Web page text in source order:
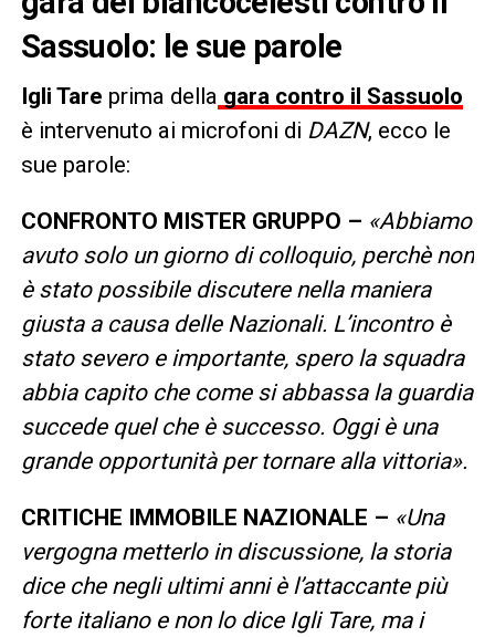
Sassuolo: le sue parole
Igli Tare prima della gara contro il Sassuolo
è intervenuto ai microfoni di DAZN, ecco le
sue parole:
CONFRONTO MISTER GRUPPO – «Abbiamo
avuto solo un giorno di colloquio, perchè non
è stato possibile discutere nella maniera
giusta a causa delle Nazionali. L’incontro è
stato severo e importante, spero la squadra
abbia capito che come si abbassa la guardia
succede quel che è successo. Oggi è una
grande opportunità per tornare alla vittoria».
CRITICHE IMMOBILE NAZIONALE – «Una
vergogna metterlo in discussione, la storia
dice che negli ultimi anni è l’attaccante più
forte italiano e non lo dice Igli Tare, ma i